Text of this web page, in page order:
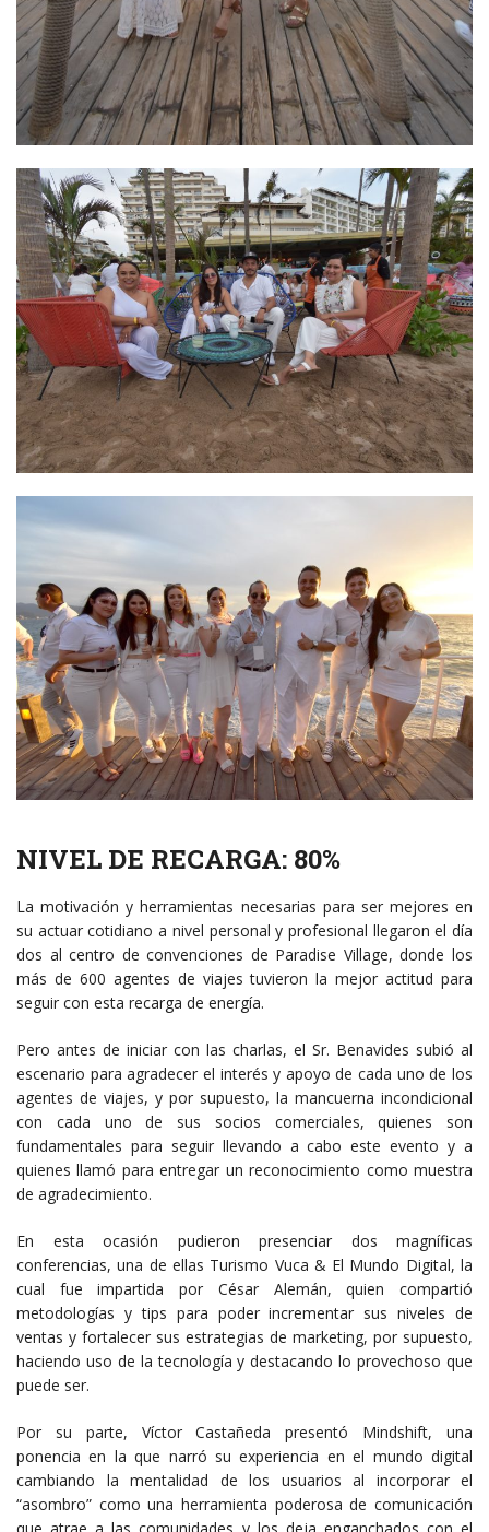
NIVEL DE RECARGA: 80%
La motivación y herramientas necesarias para ser mejores en
su actuar cotidiano a nivel personal y profesional llegaron el día
dos al centro de convenciones de Paradise Village, donde los
más de 600 agentes de viajes tuvieron la mejor actitud para
seguir con esta recarga de energía.
Pero antes de iniciar con las charlas, el Sr. Benavides subió al
escenario para agradecer el interés y apoyo de cada uno de los
agentes de viajes, y por supuesto, la mancuerna incondicional
con cada uno de sus socios comerciales, quienes son
fundamentales para seguir llevando a cabo este evento y a
quienes llamó para entregar un reconocimiento como muestra
de agradecimiento.
En esta ocasión pudieron presenciar dos magníficas
conferencias, una de ellas Turismo Vuca & El Mundo Digital, la
cual fue impartida por César Alemán, quien compartió
metodologías y tips para poder incrementar sus niveles de
ventas y fortalecer sus estrategias de marketing, por supuesto,
haciendo uso de la tecnología y destacando lo provechoso que
puede ser.
Por su parte, Víctor Castañeda presentó Mindshift, una
ponencia en la que narró su experiencia en el mundo digital
cambiando la mentalidad de los usuarios al incorporar el
“asombro” como una herramienta poderosa de comunicación